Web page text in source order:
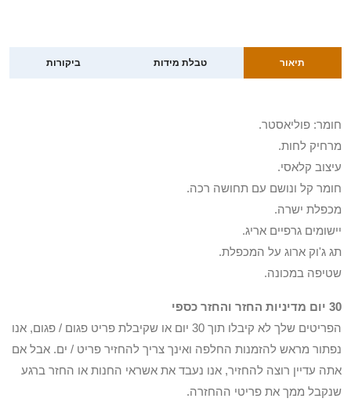
תיאור טבלת מידות ביקורות
חומר: פוליאסטר.
מרחיק לחות.
עיצוב קלאסי.
חומר קל ונושם עם תחושה רכה.
מכפלת ישרה.
יישומים גרפיים אריג.
תג ג'וק ארוג על המכפלת.
שטיפה במכונה.
30 יום מדיניות החזר והחזר כספי
הפריטים שלך לא קיבלו תוך 30 יום או שקיבלת פריט פגום / פגום, אנו
נפתור מראש להזמנות החלפה ואינך צריך להחזיר פריט / ים. אבל אם
אתה עדיין רוצה להחזיר, אנו נעבד את אשראי החנות או החזר ברגע
שנקבל ממך את פריטי ההחזרה.